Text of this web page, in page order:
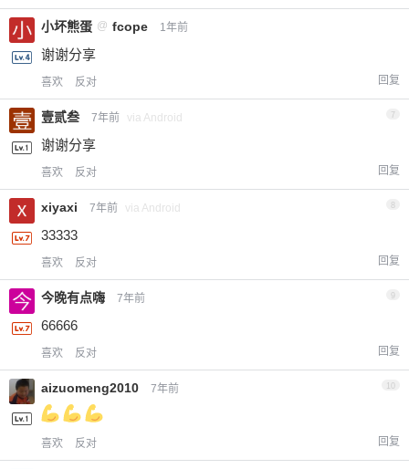
小坏熊蛋 @ fcope 1年前
谢谢分享
喜欢 反对 回复
壹贰叁 7年前 via Android 7
谢谢分享
喜欢 反对 回复
xiyaxi 7年前 via Android
33333
喜欢 反对 回复
今晚有点嗨 7年前 9
66666
喜欢 反对 回复
aizuomeng2010 7年前
喜欢 反对 回复